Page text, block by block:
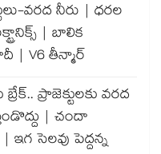
వరద నీరు | ధరల
| బాలిక
| V6 తీన్మార్
ప్రాజెక్టులకు వరద
| చందా
సెలవు పెద్దన్న